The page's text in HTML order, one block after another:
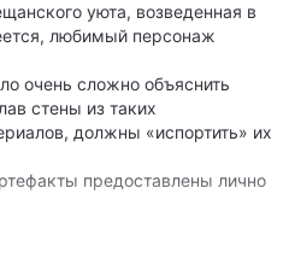
уюта, возведенная в
любимый персонаж
очень сложно объяснить
стены из таких
должны «испортить» их
предоставлены лично